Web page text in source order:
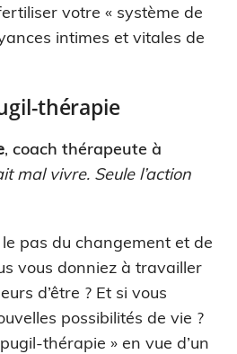
votre « système de
intimes et vitales de
thérapie
, coach thérapeute à
mal vivre. Seule l’action
pas du changement et de
vous donniez à travailler
d’être ? Et si vous
possibilités de vie ?
thérapie » en vue d’un